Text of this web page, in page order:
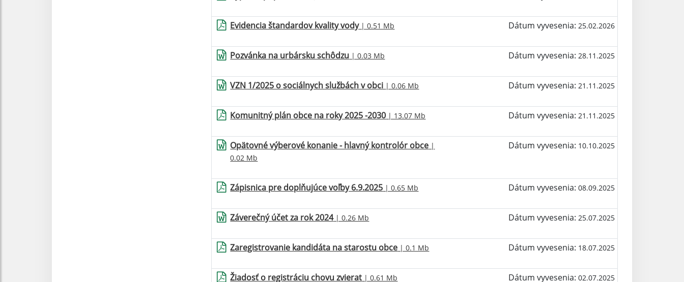
Evidencia štandardov kvality vody| 0.51 Mb Dátum vyvesenia: 25.02.2026
Pozvánka na urbársku schôdzu | 0.03 Mb Dátum vyvesenia: 28.11.2025
VZN 1/2025 o sociálnych službách v obci | 0.06 Mb Dátum vyvesenia: 21.11.2025
Komunitný plán obce na roky 2025 -2030 | 13.07 Mb Dátum vyvesenia: 21.11.2025
Opätovné výberové konanie - hlavný kontrolór obce |
0.02 Mb
Dátum vyvesenia: 10.10.2025
Zápisnica pre doplňujúce voľby 6.9.2025 | 0.65 Mb Dátum vyvesenia: 08.09.2025
Záverečný účet za rok 2024| 0.26 Mb Dátum vyvesenia: 25.07.2025
Zaregistrovanie kandidáta na starostu obce | 0.1 Mb Dátum vyvesenia: 18.07.2025
Žiadosť o registráciu chovu zvierat | 0.61 Mb Dátum vyvesenia: 02.07.2025